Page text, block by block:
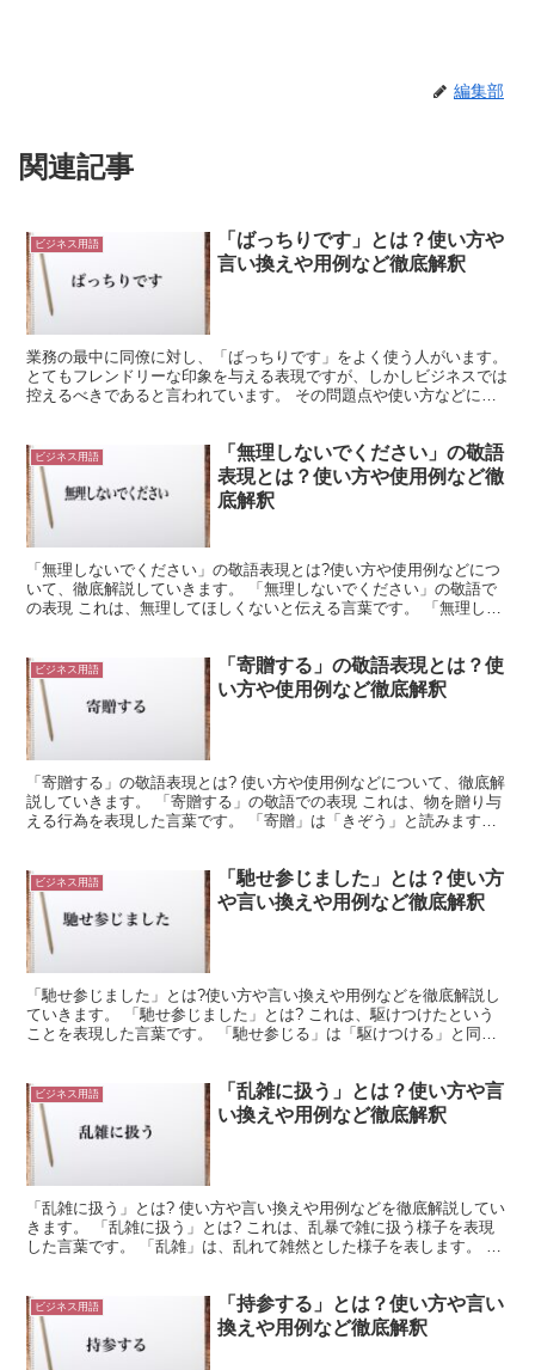
編集部
関連記事
ビジネス用語
「ばっちりです」とは？使い方や
言い換えや用例など徹底解釈
業務の最中に同僚に対し、「ばっちりです」をよく使う人がいます。
とてもフレンドリーな印象を与える表現ですが、しかしビジネスでは
控えるべきであると言われています。 その問題点や使い方などにつ
ビジネス用語
「無理しないでください」の敬語
表現とは？使い方や使用例など徹
底解釈
「無理しないでください」の敬語表現とは?使い方や使用例などにつ
いて、徹底解説していきます。 「無理しないでください」の敬語で
の表現 これは、無理してほしくないと伝える言葉です。 「無理しな
ビジネス用語
「寄贈する」の敬語表現とは？使
い方や使用例など徹底解釈
「寄贈する」の敬語表現とは? 使い方や使用例などについて、徹底解
説していきます。 「寄贈する」の敬語での表現 これは、物を贈り与
える行為を表現した言葉です。 「寄贈」は「きぞう」と読みます。
ビジネス用語
「馳せ参じました」とは？使い方
や言い換えや用例など徹底解釈
「馳せ参じました」とは?使い方や言い換えや用例などを徹底解説し
ていきます。 「馳せ参じました」とは? これは、駆けつけたという
ことを表現した言葉です。 「馳せ参じる」は「駆けつける」と同等
ビジネス用語
「乱雑に扱う」とは？使い方や言
い換えや用例など徹底解釈
「乱雑に扱う」とは? 使い方や言い換えや用例などを徹底解説してい
きます。 「乱雑に扱う」とは? これは、乱暴で雑に扱う様子を表現
した言葉です。 「乱雑」は、乱れて雑然とした様子を表します。 ま
ビジネス用語
「持参する」とは？使い方や言い
換えや用例など徹底解釈